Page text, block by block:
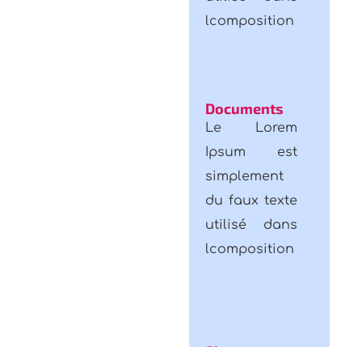
Ipsum est
simplement
du faux texte
utilisé dans
lcomposition